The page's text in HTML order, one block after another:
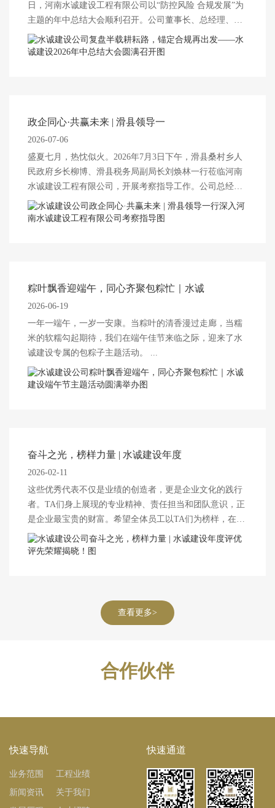
日，河南水诚建设工程有限公司以“防控风险 合规发展”为
主题的年中总结大会顺利召开。公司董事长、总经理、各
部门负责人及全体员工齐聚 ...
政企同心·共赢未来 | 滑县领导一
2026-07-06
盛夏七月，热忱似火。2026年7月3日下午，滑县桑村乡人
民政府乡长柳博、滑县税务局副局长刘焕林一行莅临河南
水诚建设工程有限公司，开展考察指导工作。公司总经理
王亚珂携管理层热 ...
粽叶飘香迎端午，同心齐聚包粽忙｜水诚
2026-06-19
一年一端午，一岁一安康。当粽叶的清香漫过走廊，当糯
米的软糯勾起期待，我们在端午佳节来临之际，迎来了水
诚建设专属的包粽子主题活动。 ...
奋斗之光，榜样力量 | 水诚建设年度
2026-02-11
这些优秀代表不仅是业绩的创造者，更是企业文化的践行
者。TA们身上展现的专业精神、责任担当和团队意识，正
是企业最宝贵的财富。希望全体员工以TA们为榜样，在新
的一年里继续发扬奋斗精神，共 ...
查看更多>
合作伙伴
快速导航
业务范围
工程业绩
新闻资讯
关于我们
快速通道